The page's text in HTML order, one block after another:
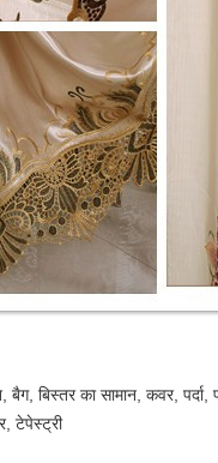
बैग, बिस्तर का सामान, कवर,
टेपेस्ट्री